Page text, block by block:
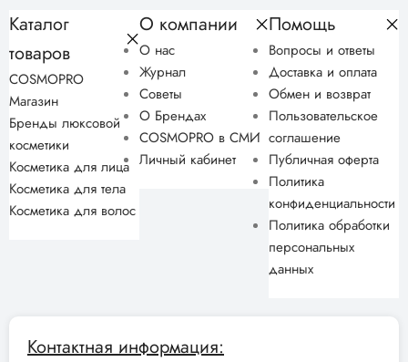
Каталог
товаров
COSMOPRO
Магазин
Бренды люксовой
косметики
Косметика для лица
Косметика для тела
Косметика для волос
О компании
О нас
Журнал
Советы
О Брендах
COSMOPRO в СМИ
Личный кабинет
Помощь
Вопросы и ответы
Доставка и оплата
Обмен и возврат
Пользовательское
соглашение
Публичная оферта
Политика
конфиденциальности
Политика обработки
персональных
данных
Контактная информация: